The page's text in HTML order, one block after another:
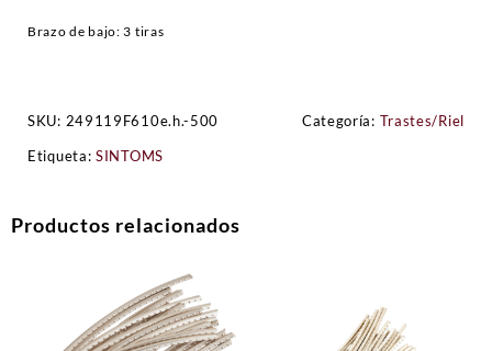
Brazo de bajo: 3 tiras
SKU: 249119F610e.h.-500 Categoría: Trastes/Riel
Etiqueta:SINTOMS
Productos relacionados